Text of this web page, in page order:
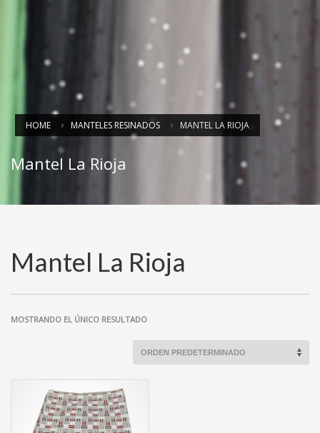
HOME MANTELES RESINADOS MANTEL LA RIOJA
Mantel La Rioja
Mantel La Rioja
MOSTRANDO EL ÚNICO RESULTADO